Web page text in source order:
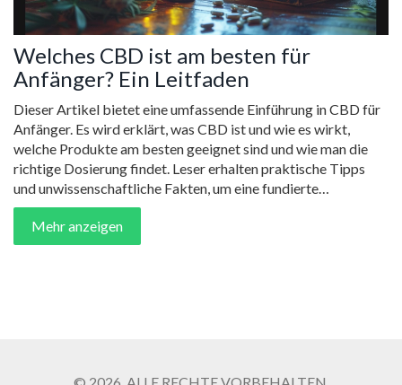
Welches CBD ist am besten für
Anfänger? Ein Leitfaden
Dieser Artikel bietet eine umfassende Einführung in CBD für
Anfänger. Es wird erklärt, was CBD ist und wie es wirkt,
welche Produkte am besten geeignet sind und wie man die
richtige Dosierung findet. Leser erhalten praktische Tipps
und unwissenschaftliche Fakten, um eine fundierte
Entscheidung zu treffen.
Mehr anzeigen